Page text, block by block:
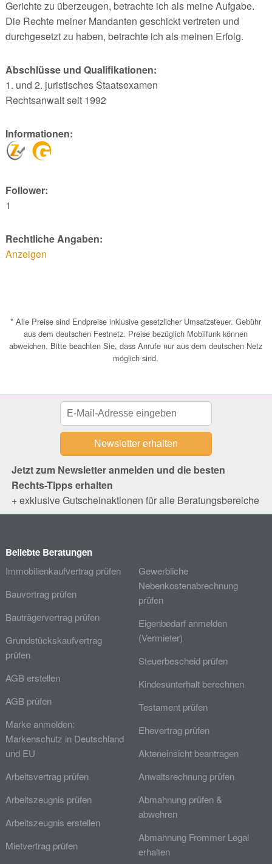
Gerichte zu überzeugen, betrachte ich als meine Aufgabe.
Die Rechte meiner Mandanten geschickt vertreten und
durchgesetzt zu haben, betrachte ich als meinen Erfolg.
Abschlüsse und Qualifikationen:
1. und 2. juristisches Staatsexamen
Rechtsanwalt seit 1992
Informationen:
Follower:
1
Rechtliche Angaben:
Anzeigen
* Alle Preise sind Endpreise inklusive gesetzlicher Umsatzsteuer. Gebühr
aus dem deutschen Festnetz. Preise bezüglich Mobilfunk können
abweichen. Bitte beachten Sie, dass Anrufe nur aus dem deutschen Netz
möglich sind.
Jetzt zum Newsletter anmelden und die besten
Rechts-Tipps erhalten
+ exklusive Gutscheinaktionen für alle Beratungsbereiche
Beliebte Beratungen
Immobilienkaufvertrag prüfen
Bauvertrag prüfen
Bauträgervertrag prüfen
Grundstückskaufvertrag
prüfen
AGB erstellen
AGB prüfen
Marke anmelden:
Markenschutz in Deutschland
und EU
Arbeitsvertrag prüfen
Arbeitszeugnis prüfen
Arbeitszeugnis erstellen
Mietvertrag prüfen
Gewerbliche
Nebenkostenabrechnung
prüfen
Eigenbedarf anmelden
(Vermieter)
Steuerbescheid prüfen
Kindesunterhalt berechnen
Testament prüfen
Ehevertrag prüfen
Akteneinsicht beantragen
Anwaltsrechnung prüfen
Abmahnung prüfen &
abwehren
Abmahnung Frommer Legal
erhalten